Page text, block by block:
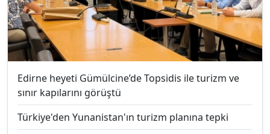
Edirne heyeti Gümülcine’de Topsidis ile turizm ve
sınır kapılarını görüştü
Türkiye'den Yunanistan'ın turizm planına tepki